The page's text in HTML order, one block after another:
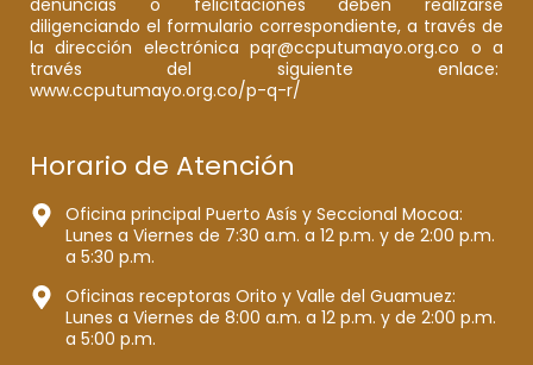
diligenciando el formulario correspondiente, a través de
la dirección electrónica pqr@ccputumayo.org.co o a
través del siguiente enlace:
www.ccputumayo.org.co/p-q-r/
Horario de Atención
Oficina principal Puerto Asís y Seccional Mocoa:
Lunes a Viernes de 7:30 a.m. a 12 p.m. y de 2:00 p.m.
a 5:30 p.m.
Oficinas receptoras Orito y Valle del Guamuez:
Lunes a Viernes de 8:00 a.m. a 12 p.m. y de 2:00 p.m.
a 5:00 p.m.